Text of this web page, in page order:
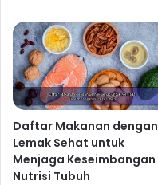
Daftar Makanan dengan
Lemak Sehat untuk
Menjaga Keseimbangan
Nutrisi Tubuh